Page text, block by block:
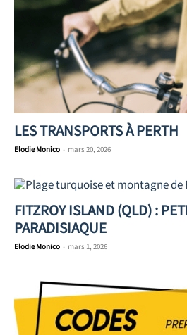
LES TRANSPORTS À PERTH
Elodie Monico - mars 20, 2026
FITZROY ISLAND (QLD) :
PARADISIAQUE
Elodie Monico - mars 1, 2026